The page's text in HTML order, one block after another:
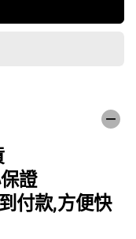
貨
證
付款,方便快